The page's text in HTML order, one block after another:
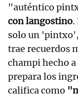
"auténtico
con langostino.
solo un
trae recuerdos
champi hecho
prepara los
califica como